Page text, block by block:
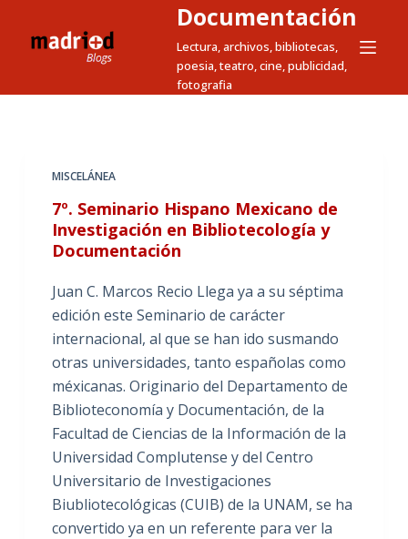
t
Documentación
Lectura, archivos, bibliotecas,
poesia, teatro, cine, publicidad,
fotografia
MISCELÁNEA
7º. Seminario Hispano Mexicano de
Investigación en Bibliotecología y
Documentación
Juan C. Marcos Recio Llega ya a su séptima
edición este Seminario de carácter
internacional, al que se han ido susmando
otras universidades, tanto españolas como
méxicanas. Originario del Departamento de
Biblioteconomía y Documentación, de la
Facultad de Ciencias de la Información de la
Universidad Complutense y del Centro
Universitario de Investigaciones
Biubliotecológicas (CUIB) de la UNAM, se ha
convertido ya en un referente para ver la